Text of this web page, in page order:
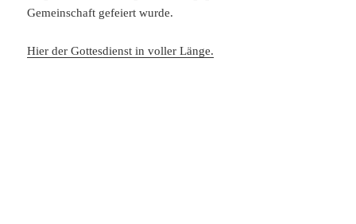
Gemeinschaft gefeiert wurde.
Hier der Gottesdienst in voller Länge.